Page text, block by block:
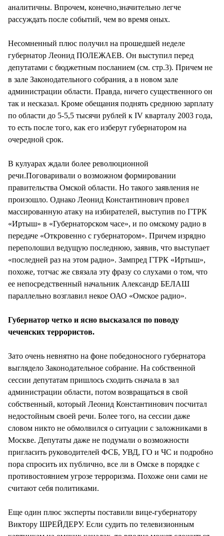
аналитичны. Впрочем, конечно,значительно легче
рассуждать после событий, чем во время оных.
Несомненный плюс получил на прошедшей неделе
губернатор Леонид ПОЛЕЖАЕВ. Он выступил перед
депутатами с бюджетным посланием (см. стр.3). Причем не
в зале Законодательного собрания, а в новом зале
администрации области. Правда, ничего существенного он
так и несказал. Кроме обещания поднять среднюю зарплату
по области до 5-5,5 тысячи рублей к IV кварталу 2003 года,
то есть после того, как его изберут губернатором на
очередной срок.
В кулуарах ждали более революционной
речи.Поговаривали о возможном формировании
правительства Омской области. Но такого заявления не
произошло. Однако Леонид Константинович провел
массированную атаку на избирателей, выступив по ГТРК
«Иртыш» в «Губернаторском часе», и по омскому радио в
передаче «Откровенно с губернатором». Причем изрядно
переполошил ведущую последнюю, заявив, что выступает
«последней раз на этом радио». Зампред ГТРК «Иртыш»,
похоже, тотчас же связала эту фразу со слухами о том, что
ее непосредственный начальник Александр БЕЛАШ
параллельно возглавил некое ОАО «Омское радио».
Губернатор четко и ясно высказался по поводу
чеченских террористов.
Зато очень невнятно на фоне победоносного губернатора
выглядело Законодательное собрание. На собственной
сессии депутатам пришлось сходить сначала в зал
администрации области, потом возвращаться в свой
собственный, который Леонид Константинович посчитал
недостойным своей речи. Более того, на сессии даже
словом никто не обмолвился о ситуации с заложниками в
Москве. Депутаты даже не подумали о возможности
пригласить руководителей ФСБ, УВД, ГО и ЧС и подробно
пора спросить их публично, все ли в Омске в порядке с
противостоянием угрозе терроризма. Похоже они сами не
считают себя политиками.
Еще один плюс эксперты поставили вице-губернатору
Виктору ШРЕЙДЕРУ. Если судить по телевизионным